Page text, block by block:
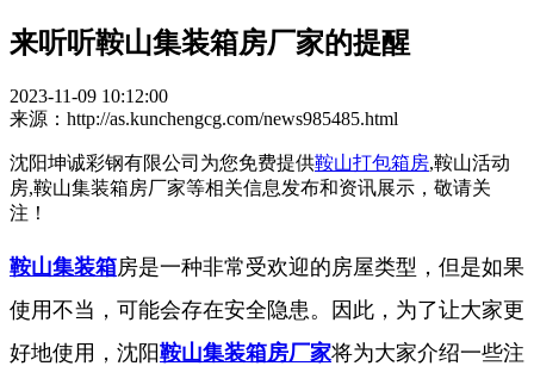
来听听鞍山集装箱房厂家的提醒
2023-11-09 10:12:00
来源：http://as.kunchengcg.com/news985485.html
沈阳坤诚彩钢有限公司为您免费提供鞍山打包箱房,鞍山活动
房,鞍山集装箱房厂家等相关信息发布和资讯展示，敬请关
注！
鞍山集装箱房是一种非常受欢迎的房屋类型，但是如果
使用不当，可能会存在安全隐患。因此，为了让大家更
好地使用，沈阳鞍山集装箱房厂家将为大家介绍一些注